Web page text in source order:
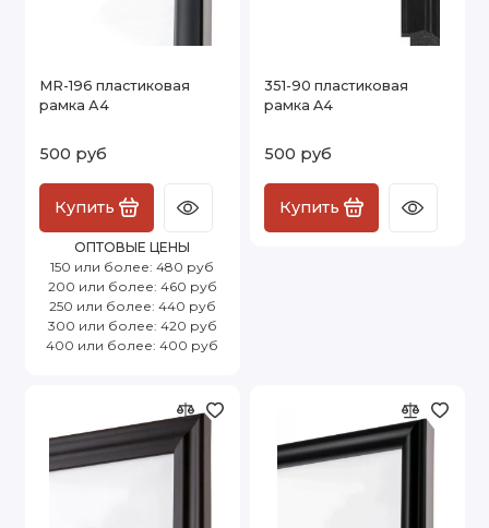
MR-196 пластиковая
рамка А4
500 руб
Купить
ОПТОВЫЕ ЦЕНЫ
150 или более: 480 руб
200 или более: 460 руб
250 или более: 440 руб
300 или более: 420 руб
400 или более: 400 руб
351-90 пластиковая
рамка A4
500 руб
Купить